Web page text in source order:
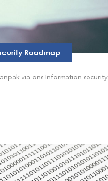
Roadmap
via ons Information security